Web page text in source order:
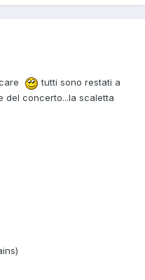
tutti sono restati a
del concerto...la scaletta